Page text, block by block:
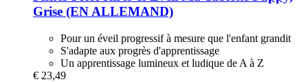
Grise (EN ALLEMAND)
Pour un éveil progressif à mesure que l'enfant grandit
S'adapte aux progrès d'apprentissage
Un apprentissage lumineux et ludique de A à Z
€ 23,49